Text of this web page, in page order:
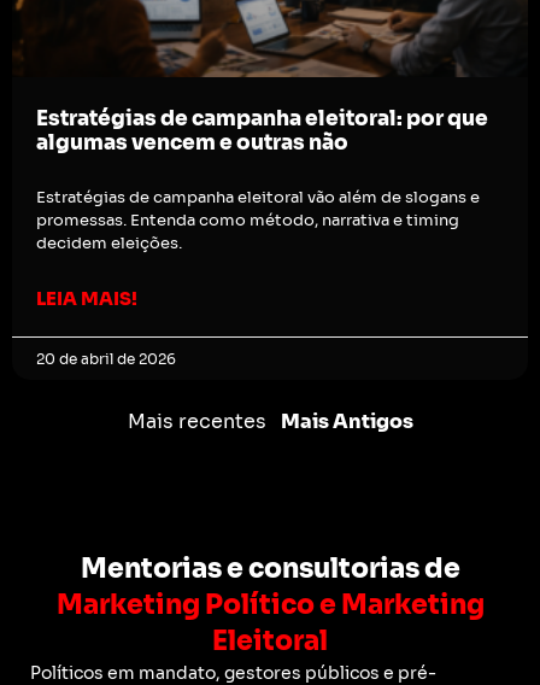
Estratégias de campanha eleitoral: por que
algumas vencem e outras não
Estratégias de campanha eleitoral vão além de slogans e
promessas. Entenda como método, narrativa e timing
decidem eleições.
LEIA MAIS!
20 de abril de 2026
Mais recentes Mais Antigos
Mentorias e consultorias de
Marketing Político e Marketing
Eleitoral
Políticos em mandato, gestores públicos e pré-